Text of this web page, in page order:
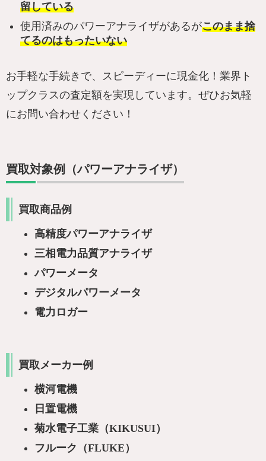
留している
使用済みのパワーアナライザがあるがこのまま捨
てるのはもったいない
お手軽な手続きで、スピーディーに現金化！業界ト
ップクラスの査定額を実現しています。ぜひお気軽
にお問い合わせください！
買取対象例（パワーアナライザ）
買取商品例
高精度パワーアナライザ
三相電力品質アナライザ
パワーメータ
デジタルパワーメータ
電力ロガー
買取メーカー例
横河電機
日置電機
菊水電子工業（KIKUSUI）
フルーク（FLUKE）